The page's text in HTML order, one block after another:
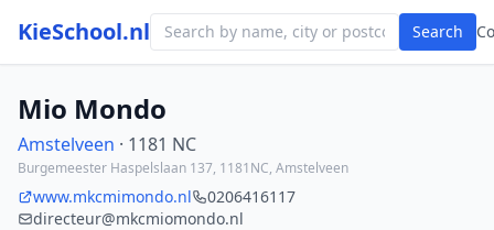
KieSchool.nl Search
Mio Mondo
Amstelveen · 1181 NC
Burgemeester Haspelslaan 137, 1181NC, Amstelveen
www.mkcmimondo.nl
0206416117
directeur@mkcmiomondo.nl